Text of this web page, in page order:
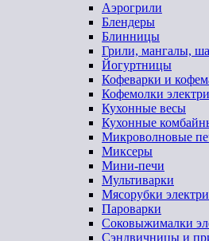
Аэрогрили
Блендеры
Блинницы
Грили, мангалы,
Йогуртницы
Кофеварки и
Кофемолки
Кухонные весы
Кухонные
Микроволновые
Миксеры
Мини-печи
Мультиварки
Мясорубки
Пароварки
Соковыжималки
Сэндвичницы и